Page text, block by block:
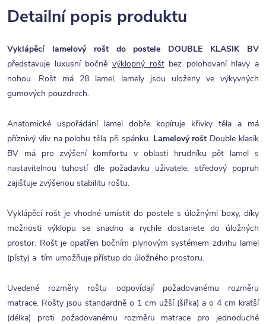
Detailní popis produktu
Vyklápěcí lamelový rošt do postele DOUBLE KLASIK BV
představuje luxusní bočně výklopný roštbez polohovaní hlavy a
nohou. Rošt má 28 lamel, lamely jsou uloženy ve výkyvných
gumových pouzdrech.
Anatomické uspořádání lamel dobře kopíruje křivky těla a má
příznivý vliv na polohu těla při spánku. Lamelový rošt Double klasik
BV má pro zvýšení komfortu v oblasti hrudníku pět lamel s
nastavitelnou tuhostí dle požadavku uživatele, středový popruh
zajišťuje zvýšenou stabilitu roštu.
Vyklápěcí rošt je vhodné umístit do postele s úložnými boxy, díky
možnosti výklopu se snadno a rychle dostanete do úložných
prostor. Rošt je opatřen bočním plynovým systémem zdvihu lamel
(písty) a tím umožňuje přístup do úložného prostoru.
Uvedené rozměry roštu odpovídají požadovanému rozměru
matrace. Rošty jsou standardně o 1 cm užší (šířka) a o 4 cm kratší
(délka) proti požadovanému rozměru matrace pro jednoduché